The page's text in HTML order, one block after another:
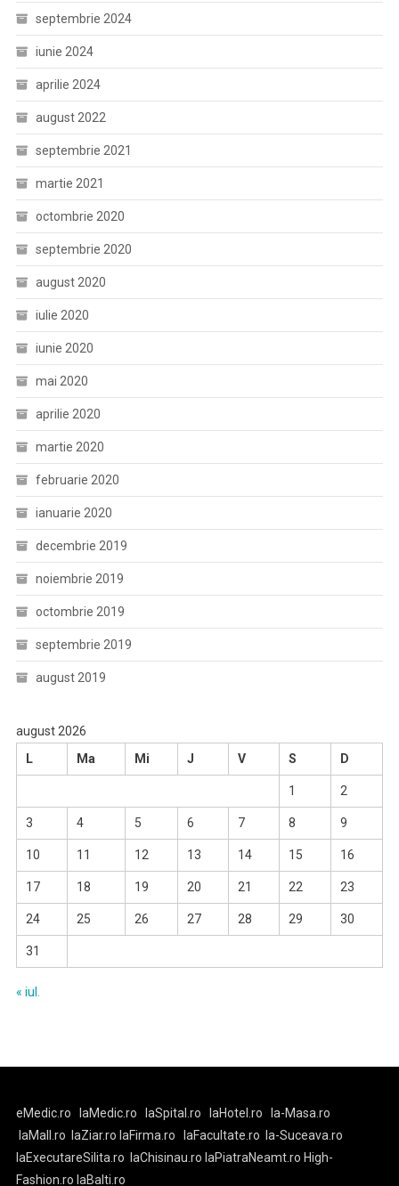
septembrie 2024
iunie 2024
aprilie 2024
august 2022
septembrie 2021
martie 2021
octombrie 2020
septembrie 2020
august 2020
iulie 2020
iunie 2020
mai 2020
aprilie 2020
martie 2020
februarie 2020
ianuarie 2020
decembrie 2019
noiembrie 2019
octombrie 2019
septembrie 2019
august 2019
august 2026
L
Ma Mi J V S D
1 2
3 4 5 6 7 8 9
10 11 12 13 14 15 16
17 18 19 20 21 22 23
24 25 26 27 28 29 30
31
« iul.
eMedic.ro laMedic.ro laSpital.ro laHotel.ro
la-Masa.ro
laMall.ro
laZiar.ro laFirma.ro laFacultate.ro
la-Suceava.ro
laExecutareSilita.ro
laChisinau.ro laPiatraNeamt.ro High-
Fashion.ro laBalti.ro